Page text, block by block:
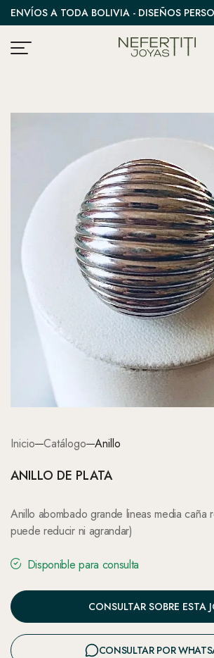
ENVÍOS A TODA BOLIVIA - DISEÑOS
Inicio Catálogo Anillo
ANILLO DE PLATA
Anillo abombado grande lineas media caña
puede reducir ni agrandar)
Disponible para consulta
CONSULTAR SOBRE ESTA
CONSULTAR POR